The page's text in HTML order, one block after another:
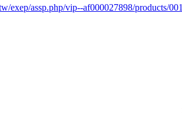
exep/assp.php/vip--af000027898/products/